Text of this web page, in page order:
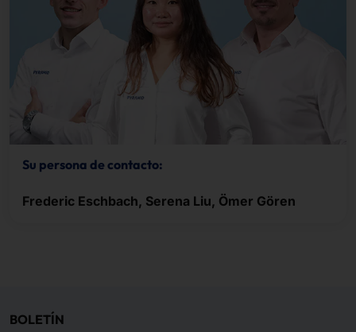
Su persona de contacto:
Frederic Eschbach, Serena Liu, Ömer Gören
BOLETÍN